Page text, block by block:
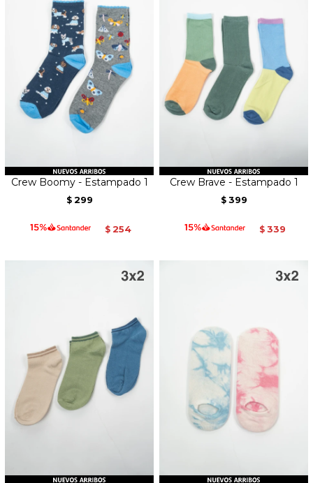
Crew Boomy - Estampado 1
$ 299
$ 254
Crew Brave - Estampado 1
$ 399
$ 339